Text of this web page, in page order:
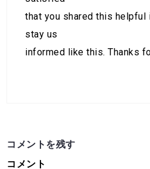
that you shared this
stay us
informed like this. Thanks
コメントを残す
コメント